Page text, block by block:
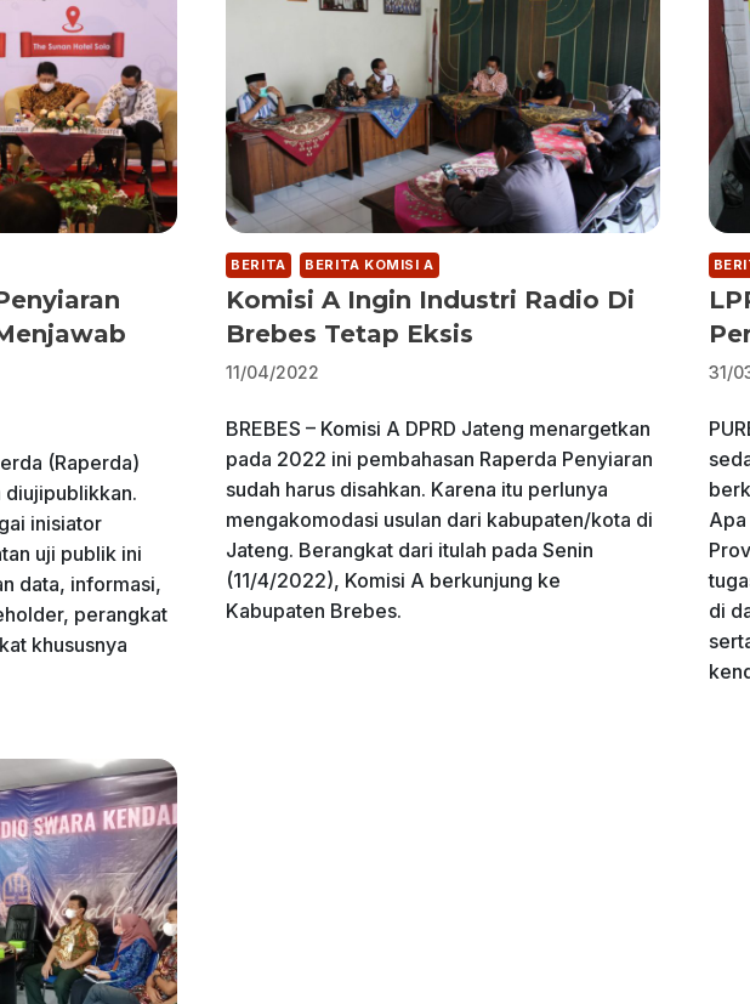
(Raperda)
diujipublikkan.
inisiator
uji publik ini
data, informasi,
perangkat
khususnya
BERITA BERITA KOMISI A
Komisi A Ingin Industri Radio Di
Brebes Tetap Eksis
11/04/2022
BREBES – Komisi A DPRD Jateng menargetkan
pada 2022 ini pembahasan Raperda Penyiaran
sudah harus disahkan. Karena itu perlunya
mengakomodasi usulan dari kabupaten/kota di
Jateng. Berangkat dari itulah pada Senin
(11/4/2022), Komisi A berkunjung ke
Kabupaten Brebes.
31/
di